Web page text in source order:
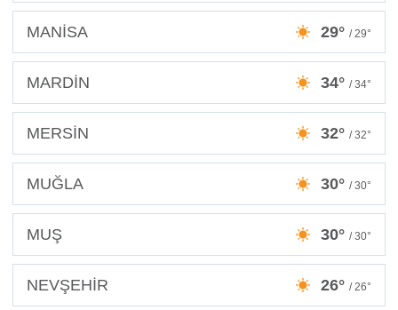
MANİSA 29° / 29°
MARDİN 34° / 34°
MERSİN 32° / 32°
MUĞLA 30° / 30°
MUŞ 30° / 30°
NEVŞEHİR 26° / 26°